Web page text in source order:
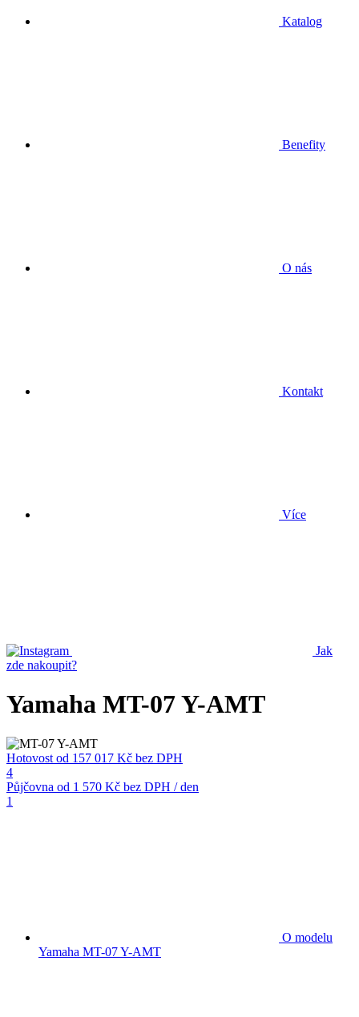
Katalog
Benefity
O nás
Kontakt
Více
Jak
zde nakoupit?
Yamaha MT-07 Y-AMT
Hotovost od 157 017 Kč bez DPH
4
Půjčovna od 1 570 Kč bez DPH / den
1
O modelu
Yamaha MT-07 Y-AMT